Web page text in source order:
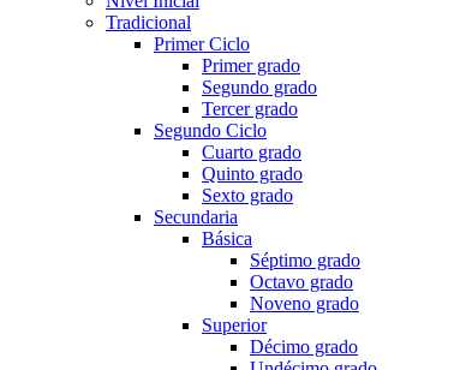
Tradicional
Primer Ciclo
Primer grado
Segundo grado
Tercer grado
Segundo Ciclo
Cuarto grado
Quinto grado
Sexto grado
Secundaria
Básica
Séptimo grado
Octavo grado
Noveno grado
Superior
Décimo grado